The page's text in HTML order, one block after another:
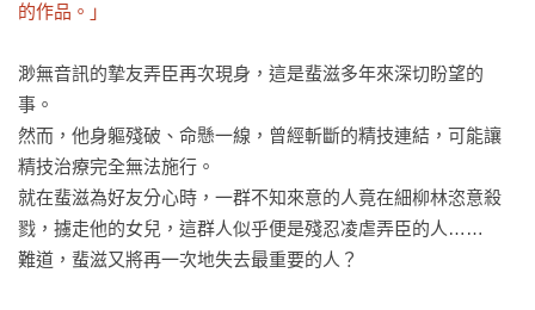
的作品。」
渺無音訊的摯友弄臣再次現身，這是蜚滋多年來深切盼望的
事。
然而，他身軀殘破、命懸一線，曾經斬斷的精技連結，可能讓
精技治療完全無法施行。
就在蜚滋為好友分心時，一群不知來意的人竟在細柳林恣意殺
戮，擄走他的女兒，這群人似乎便是殘忍凌虐弄臣的人……
難道，蜚滋又將再一次地失去最重要的人？